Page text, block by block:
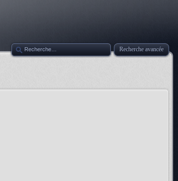
Recherche avancée